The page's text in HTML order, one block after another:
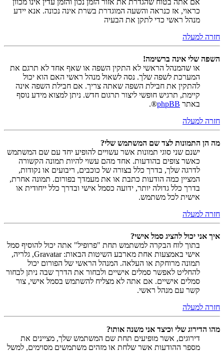
אם אתה בטוח שהגדרת את אזור הזמן נכון והזמן עדין אינו מכוון
כראוי, אז כנראה והשעה המוגדרת בשרת אינה נכונה. אנא יידע
מנהל ראשי כדי לתקן את הבעיה
חזרה למעלה
השפה שלי אינה ברשימה!
או שהמנהל הראשי לא התקין השפה או שאף אחד לא תרגם את
המערכת לשפה שלך. נסה לשאול מנהל ראשי האם הוא יכול
להתקין את חבילת השפה שאתה צריך. אם חבילת השפה אינה
קיימת, תרגיש חופשי ליצור תרגום חדש. ניתן למצוא מידע נוסף
באתר phpBB
®.
חזרה למעלה
מה הן התמונות לצד שם המשתמש שלי?
ישנם שני סוגי תמונות אשר עשויים להופיע יחד עם שם המשתמש
כאשר צופים בהודעות. אחד מהם עשוי להיות תמונה הקשורה
לדרגה שלך, בדרך כלל בצורה של כוכבים, ריבועים או נקודות,
המציין כמה הודעות כתבת או את מעמדך בפורום. תמונה אחרת,
בדרך כלל גדולה יותר, ידועה כסמל אישי ובדרך כלל ייחודית או
אישית לכל משתמש.
חזרה למעלה
איך אני יכול להציג סמל אישי?
בתוך לוח הבקרה למשתמש תחת "פרופיל" אתה יכול להוסיף סמל
אישי באמצעות אחת מארבע השיטות הבאות: Gravatar, גלריה,
תמונה מרוחקת או העלאה. המנהל הראשי של הפורום יכול
להחליט לאפשר סמלים אישיים ולבחור את הדרך שבה ניתן לבחור
סמלים אישיים. אם אתה לא מצליח להשתמש בסמל אישי, צור
קשר עם מנהל ראשי.
חזרה למעלה
מהו הדירוג שלי וכיצד אני משנה אותו?
דירוגים, אשר מופיעים תחת שם המשתמש שלך, מציינים את
מספר ההודעות אשר שלחת או מזהים משתמשים מסוימים, למשל